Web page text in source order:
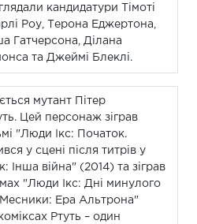
кандидатури Тімоті
Роу, Терона Еджертона,
Гатчерсона, Ділана
та Джеймі Блеклі.
мутант Пітер
Цей персонаж зіграв
"Люди Ікс: Початок.
у сцені після титрів у
війна" (2014) та зіграв
"Люди Ікс: Дні минулого
Ера Альтрона"
Ртуть – один